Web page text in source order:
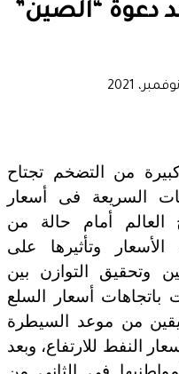
دعوة “الصين”
من التضخم تجتاح
السريعة فى أسعار
العالم أمام حالة من
الأسعار وتأثيرها على
وتحقيق التوازن بين
أسعار السلع
من موعد السيطرة
النفط للارتفاع، وبعد